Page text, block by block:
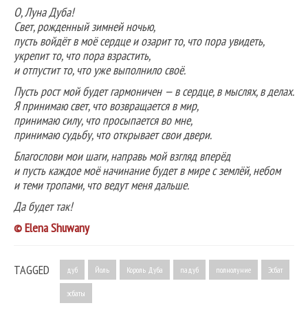
О, Луна Дуба!
Свет, рожденный зимней ночью,
пусть войдёт в моё сердце и озарит то, что пора увидеть,
укрепит то, что пора взрастить,
и отпустит то, что уже выполнило своё.
Пусть рост мой будет гармоничен — в сердце, в мыслях, в делах.
Я принимаю свет, что возвращается в мир,
принимаю силу, что просыпается во мне,
принимаю судьбу, что открывает свои двери.
Благослови мои шаги, направь мой взгляд вперёд
и пусть каждое моё начинание будет в мире с землёй, небом
и теми тропами, что ведут меня дальше.
Да будет так!
© Elena Shuwany
TAGGED дуб Йоль Король Дуба падуб полнолуние Эсбат
эсбаты